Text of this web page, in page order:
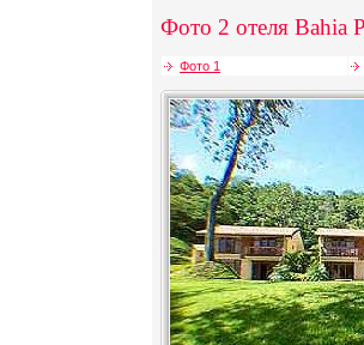
Фото 2 отеля Bahia
Фото 1